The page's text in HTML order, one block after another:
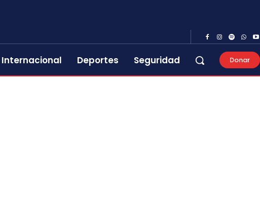
Internacional Deportes Seguridad Donar